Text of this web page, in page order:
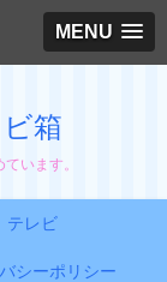
MENU
箱
います。
テレビ
シーポリシー